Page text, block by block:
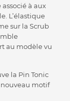
à aux
L’élastique
sur la Scrub
au modèle vu
la Pin Tonic
nouveau motif